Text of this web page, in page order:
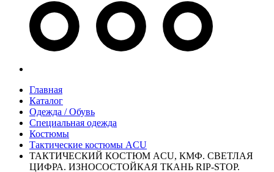
Главная
Каталог
Одежда / Обувь
Специальная одежда
Костюмы
Тактические костюмы ACU
ТАКТИЧЕСКИЙ КОСТЮМ ACU, КМФ. СВЕТЛАЯ
ЦИФРА. ИЗНОСОСТОЙКАЯ ТКАНЬ RIP-STOP.